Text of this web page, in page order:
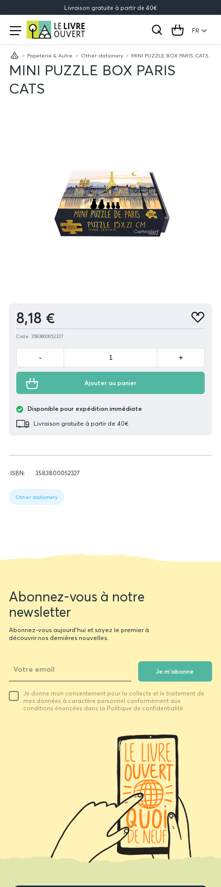
Livraison gratuite à partir de 40€
Le
Livre
Ouvert
Open
menu
Rechercher
Cart FR
AccueilPapeterie & Autre Other stationary MINI PUZZLE BOX PARIS CATS
MINI PUZZLE BOX PARIS
CATS
Données
livre
ISBN: 3583800052327
1:
Book
Other stationary
Produit
8,18 €
Ajouter
aux
Code: 3583800052327
Minus
- Plus
+
Ajouter au panier
Disponible pour expédition immédiate
Livraison gratuite à partir de 40€
Newsletter
form
Abonnez-vous à notre
newsletter
Abonnez-vous aujourd'hui et soyez le premier à
découvrir nos dernières nouvelles.
email
Je m'abonne
Je donne mon consentement pour la collecte et le traitement de
mes données à caractère personnel conformément aux
conditions énoncées dans la Politique de confidentialité.